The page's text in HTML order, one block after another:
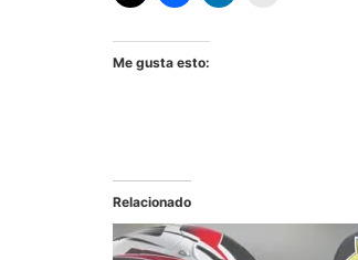
Me gusta esto:
Relacionado